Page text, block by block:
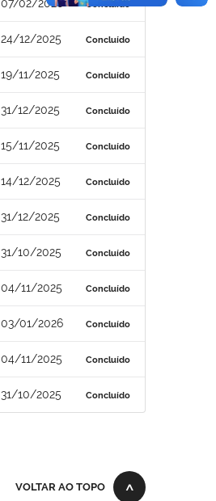
07/02/2026 Concluído
24/12/2025 Concluído
19/11/2025 Concluído
31/12/2025 Concluído
15/11/2025 Concluído
14/12/2025 Concluído
31/12/2025 Concluído
31/10/2025 Concluído
04/11/2025 Concluído
03/01/2026 Concluído
04/11/2025 Concluído
31/10/2025 Concluído
VOLTAR AO TOPO